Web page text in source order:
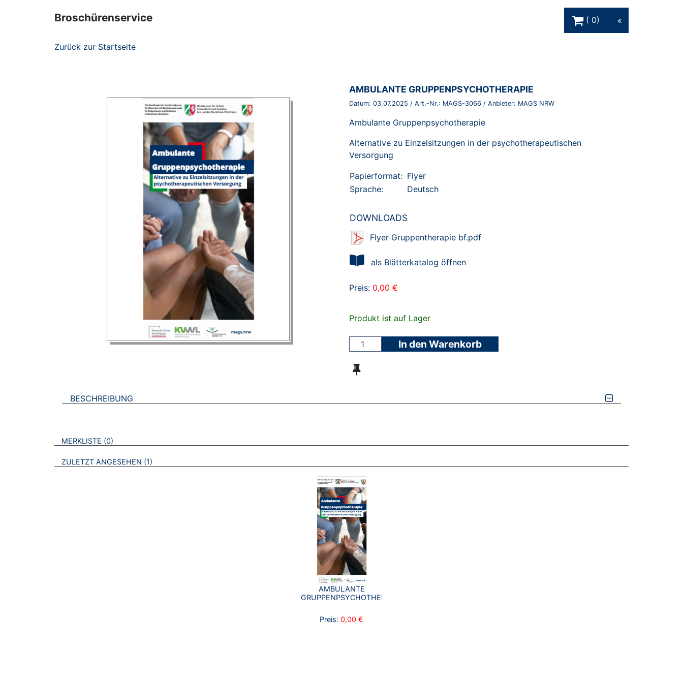
Broschürenservice
0
Zurück zur Startseite
BROSCHÜRE:
AMBULANTE GRUPPENPSYCHOTHERAPIE
Datum: 03.07.2025 / Art.-Nr.: MAGS-3066 / Anbieter: MAGS NRW
Ambulante Gruppenpsychotherapie
Alternative zu Einzelsitzungen in der psychotherapeutischen
Versorgung
Papierformat: Flyer
Sprache:
Deutsch
DOWNLOADS
Flyer Gruppentherapie bf.pdf
als Blätterkatalog öffnen
Preis: 0,00 €
Produkt ist auf Lager
In den Warenkorb
BESCHREIBUNG
VERWEISE AUF VERMERKTE- ODER ZULETZT ANGESEHENE BROSCHÜREN
MERKLISTE 0
ZULETZT ANGESEHEN 1
AMBULANTE
GRUPPENPSYCHOTHERAPIE
Preis: 0,00 €